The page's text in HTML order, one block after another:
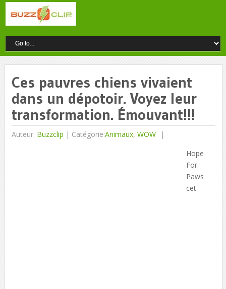
Ces pauvres chiens vivaient
dans un dépotoir. Voyez leur
transformation. Émouvant!!!
Auteur: Buzzclip | Catégorie:Animaux, WOW
Hope
For
Paws
cet